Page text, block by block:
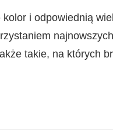
i odpowiednią
takie, na których